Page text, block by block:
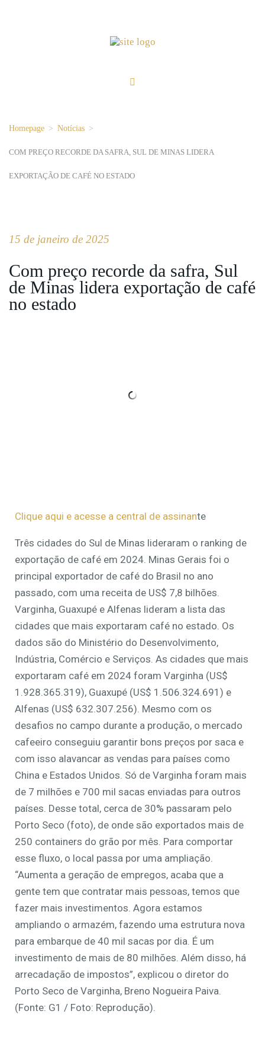
Homepage > Notícias >
COM PREÇO RECORDE DA SAFRA, SUL DE MINAS LIDERA
EXPORTAÇÃO DE CAFÉ NO ESTADO
15 de janeiro de 2025
Com preço recorde da safra, Sul
de Minas lidera exportação de café
no estado
Clique aqui e acesse a central de assinante
Três cidades do Sul de Minas lideraram o ranking de
exportação de café em 2024. Minas Gerais foi o
principal exportador de café do Brasil no ano
passado, com uma receita de US$ 7,8 bilhões.
Varginha, Guaxupé e Alfenas lideram a lista das
cidades que mais exportaram café no estado. Os
dados são do Ministério do Desenvolvimento,
Indústria, Comércio e Serviços. As cidades que mais
exportaram café em 2024 foram Varginha (US$
1.928.365.319), Guaxupé (US$ 1.506.324.691) e
Alfenas (US$ 632.307.256). Mesmo com os
desafios no campo durante a produção, o mercado
cafeeiro conseguiu garantir bons preços por saca e
com isso alavancar as vendas para países como
China e Estados Unidos. Só de Varginha foram mais
de 7 milhões e 700 mil sacas enviadas para outros
países. Desse total, cerca de 30% passaram pelo
Porto Seco (foto), de onde são exportados mais de
250 containers do grão por mês. Para comportar
esse fluxo, o local passa por uma ampliação.
“Aumenta a geração de empregos, acaba que a
gente tem que contratar mais pessoas, temos que
fazer mais investimentos. Agora estamos
ampliando o armazém, fazendo uma estrutura nova
para embarque de 40 mil sacas por dia. É um
investimento de mais de 80 milhões. Além disso, há
arrecadação de impostos”, explicou o diretor do
Porto Seco de Varginha, Breno Nogueira Paiva.
(Fonte: G1 / Foto: Reprodução).